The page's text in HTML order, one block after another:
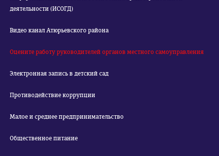
деятельности (ИСОГД)
Видео канал Атюрьевского района
Оцените работу руководителей органов местного самоуправления
Электронная запись в детский сад
Противодействие коррупции
Малое и среднее предпринимательство
Общественное питание